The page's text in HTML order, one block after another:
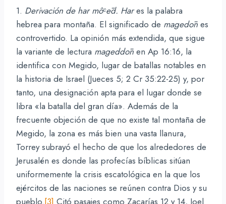
1. Derivación de har môᶜēd. Hares la palabra
hebrea para montaña. El significado de magedōn es
controvertido. La opinión más extendida, que sigue
la variante de lectura mageddōn en Ap 16:16, la
identifica con Megido, lugar de batallas notables en
la historia de Israel (Jueces 5; 2 Cr 35:22-25) y, por
tanto, una designación apta para el lugar donde se
libra «la batalla del gran día». Además de la
frecuente objeción de que no existe tal montaña de
Megido, la zona es más bien una vasta llanura,
Torrey subrayó el hecho de que los alrededores de
Jerusalén es donde las profecías bíblicas sitúan
uniformemente la crisis escatológica en la que los
ejércitos de las naciones se reúnen contra Dios y su
pueblo.[3] Citó pasajes como Zacarías 12 y 14, Joel